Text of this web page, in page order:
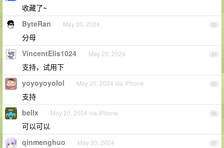
收藏了~
93
ByteRan May 20, 2024
分母
94
VincentElis1024 May 20, 2024
支持，试用下
95
yoyoyoyolol May 20, 2024 via iPhone
支持
96
bellx May 20, 2024 via iPhone
可以可以
97
qinmenghuo May 20, 2024